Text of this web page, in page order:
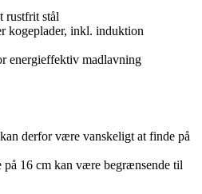
rustfrit stål
kogeplader, inkl. induktion
energieffektiv madlavning
derfor være vanskeligt at finde på
på 16 cm kan være begrænsende til